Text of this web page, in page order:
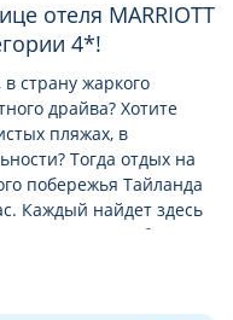
4*!
страну жаркого
драйва? Хотите
пляжах, в
Тогда отдых на
побережья Тайланда
Каждый найдет здесь
детьми, и любители